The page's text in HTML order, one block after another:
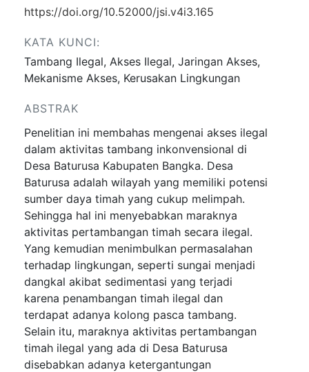
https://doi.org/10.52000/jsi.v4i3.165
KATA KUNCI:
Tambang Ilegal, Akses Ilegal, Jaringan Akses,
Mekanisme Akses, Kerusakan Lingkungan
ABSTRAK
Penelitian ini membahas mengenai akses ilegal
dalam aktivitas tambang inkonvensional di
Desa Baturusa Kabupaten Bangka. Desa
Baturusa adalah wilayah yang memiliki potensi
sumber daya timah yang cukup melimpah.
Sehingga hal ini menyebabkan maraknya
aktivitas pertambangan timah secara ilegal.
Yang kemudian menimbulkan permasalahan
terhadap lingkungan, seperti sungai menjadi
dangkal akibat sedimentasi yang terjadi
karena penambangan timah ilegal dan
terdapat adanya kolong pasca tambang.
Selain itu, maraknya aktivitas pertambangan
timah ilegal yang ada di Desa Baturusa
disebabkan adanya ketergantungan